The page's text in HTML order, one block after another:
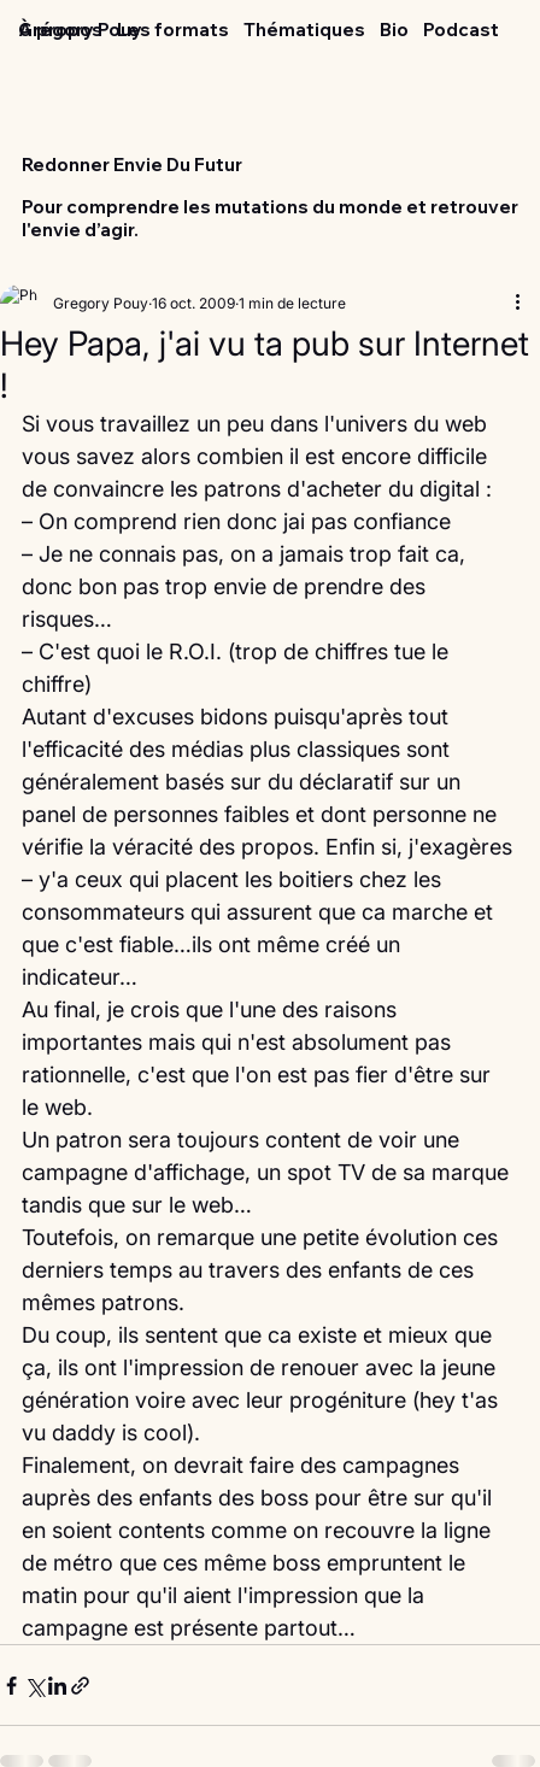
Grégory Pouy
À propos Les formats Thématiques Podcast
Bio
Redonner Envie Du Futur
Pour comprendre les mutations du monde et retrouver
l'envie d’agir.
Hey Papa, j'ai vu ta pub sur Internet
!
Gregory Pouy 16 oct. 2009 1 min de lecture
Si vous travaillez un peu dans l'univers du web
vous savez alors combien il est encore difficile
de convaincre les patrons d'acheter du digital :
– On comprend rien donc jai pas confiance
– Je ne connais pas, on a jamais trop fait ca,
donc bon pas trop envie de prendre des
risques…
– C'est quoi le R.O.I. (trop de chiffres tue le
chiffre)
Autant d'excuses bidons puisqu'après tout
l'efficacité des médias plus classiques sont
généralement basés sur du déclaratif sur un
panel de personnes faibles et dont personne ne
vérifie la véracité des propos. Enfin si, j'exagères
– y'a ceux qui placent les boitiers chez les
consommateurs qui assurent que ca marche et
que c'est fiable…ils ont même créé un
indicateur…
Au final, je crois que l'une des raisons
importantes mais qui n'est absolument pas
rationnelle, c'est que l'on est pas fier d'être sur
le web.
Un patron sera toujours content de voir une
campagne d'affichage, un spot TV de sa marque
tandis que sur le web…
Toutefois, on remarque une petite évolution ces
derniers temps au travers des enfants de ces
mêmes patrons.
Du coup, ils sentent que ca existe et mieux que
ça, ils ont l'impression de renouer avec la jeune
génération voire avec leur progéniture (hey t'as
vu daddy is cool).
Finalement, on devrait faire des campagnes
auprès des enfants des boss pour être sur qu'il
en soient contents comme on recouvre la ligne
de métro que ces même boss empruntent le
matin pour qu'il aient l'impression que la
campagne est présente partout…